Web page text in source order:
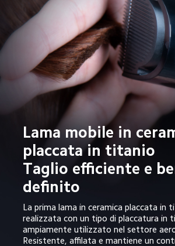
Lama mobile in
placcata in titanio
Taglio efficiente e
definito
La prima lama in ceramica placcata in
realizzata con un tipo di placcatura in
ampiamente utilizzato nel settore
Resistente, affilata e mantiene un